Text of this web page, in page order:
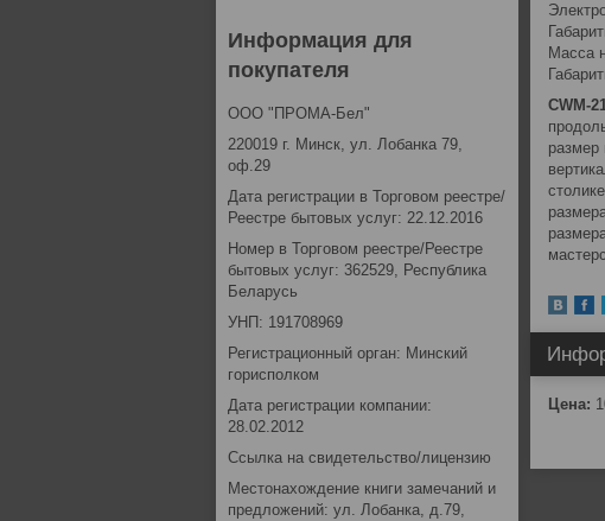
Масса
CWM-
размер
Цена:
Информация для
покупателя
ООО "ПРОМА-Бел"
220019 г. Минск, ул. Лобанка 79,
оф.29
Дата регистрации в Торговом реестре/
Реестре бытовых услуг: 22.12.2016
Номер в Торговом реестре/Реестре
бытовых услуг: 362529, Республика
Беларусь
УНП: 191708969
Регистрационный орган: Минский
горисполком
Дата регистрации компании:
28.02.2012
Ссылка на свидетельство/лицензию
Местонахождение книги замечаний и
предложений: ул. Лобанка, д.79,